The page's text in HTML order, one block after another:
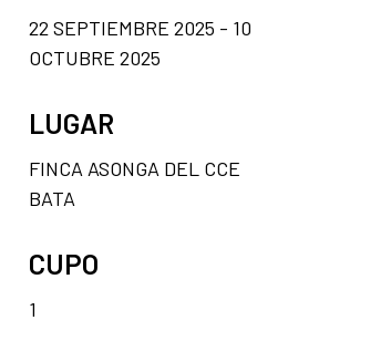
22 SEPTIEMBRE 2025 - 10
OCTUBRE 2025
LUGAR
FINCA ASONGA DEL CCE
BATA
CUPO
1